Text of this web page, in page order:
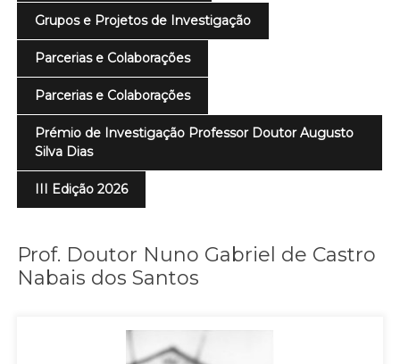
Grupos e Projetos de Investigação
Parcerias e Colaborações
Parcerias e Colaborações
Prémio de Investigação Professor Doutor Augusto
Silva Dias
III Edição 2026
Prof. Doutor Nuno Gabriel de Castro
Nabais dos Santos